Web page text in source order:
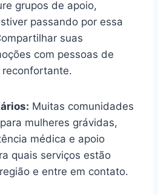
grupos de apoio,
passando por essa
suas
com pessoas de
Muitas comunidades
mulheres grávidas,
médica e apoio
quais serviços estão
e entre em contato.